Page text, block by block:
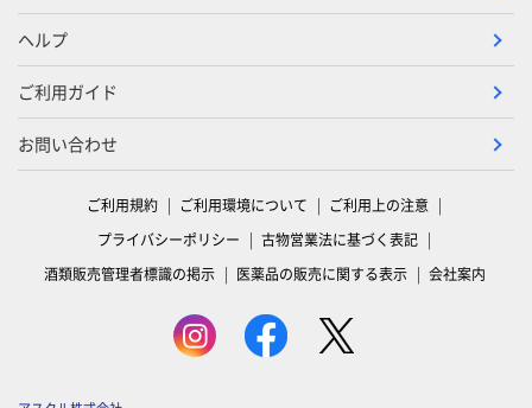
ヘルプ
ご利用ガイド
お問い合わせ
ご利用規約 ご利用環境について
ご利用上の注意
プライバシーポリシー
古物営業法に基づく表記
酒類販売管理者標識の掲示
医薬品の販売に関する表示 会社案内